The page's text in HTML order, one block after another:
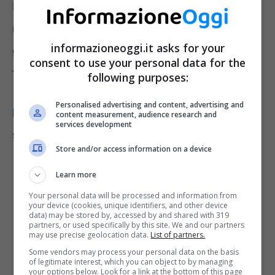
Destinatari di tali selezioni saranno alberghi,
ristoranti, scuole di sci e varie società di
gestione di impianti sciistici negli stati
federali di
Vorarlberg e Tirolo.
I profili ricercatinello specifico saranno i
seguenti:
300 cuochi
de partie,young chef,breakfast
cook ,commis di cucina e pizzaiolo
Per questa posizione è richiesta una
esperienza minima di almeno 1 o 2 anni
informazioneoggi.it asks for your
consent to use your personal data for the
following purposes:
Personalised advertising and content, advertising and
content measurement, audience research and
services development
Store and/or access information on a device
Learn more
Your personal data will be processed and information from
your device (cookies, unique identifiers, and other device
data) may be stored by, accessed by and shared with 319
partners, or used specifically by this site. We and our partners
may use precise geolocation data. List of partners.
Some vendors may process your personal data on the basis
of legitimate interest, which you can object to by managing
your options below. Look for a link at the bottom of this page